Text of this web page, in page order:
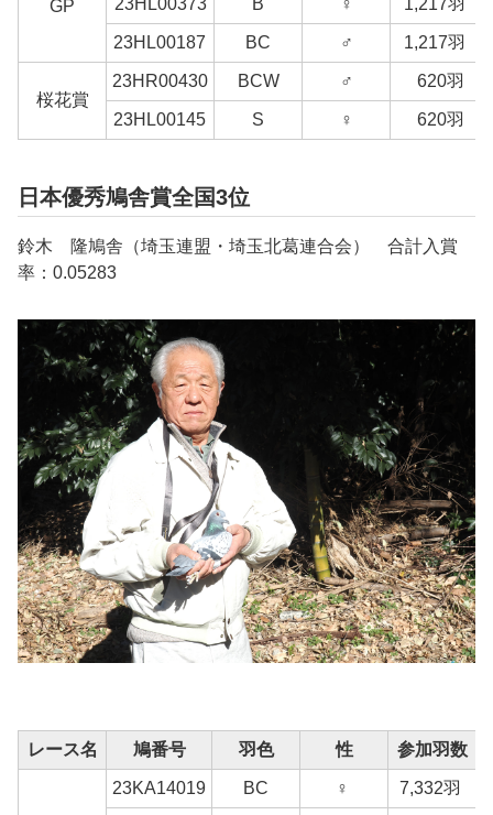
GP 23HL00373 B ♀ 1,217羽
23HL00187 BC ♂ 1,217羽
桜花賞
23HR00430 BCW ♂ 620羽
23HL00145 S ♀ 620羽
日本優秀鳩舎賞全国3位
鈴木 隆鳩舎（埼玉連盟・埼玉北葛連合会） 合計入賞
率：0.05283
レース名 鳩番号 羽色 性 参加羽数
23KA14019 BC ♀ 7,332羽